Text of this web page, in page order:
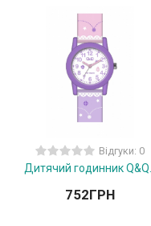
Відгуки: 0
Дитячий годинник Q&Q...
752ГРН